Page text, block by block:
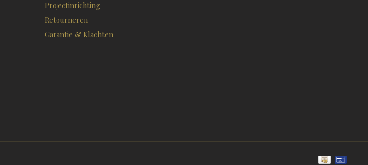
Projectinrichting
Retourneren
Garantie & Klachten